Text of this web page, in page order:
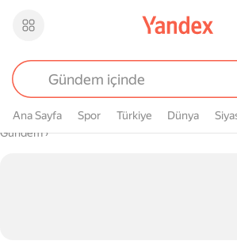
Ana Sayfa Spor Türkiye Dünya
Buradasın
Gündem›